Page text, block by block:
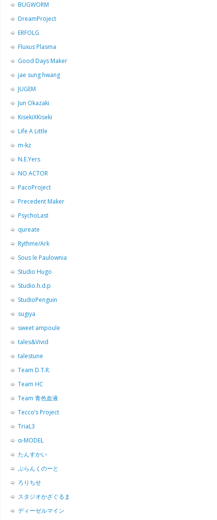
BUGWORM
DreamProject
ERFOLG
Fluxus Plasma
Good Days Maker
jae sung hwang
JUGEM
Jun Okazaki
KisekiXKiseki
Life A Little
m-kz
N.E.Yers
NO ACTOR
PacoProject
Precedent Maker
PsychoLast
qureate
Rythme/Ark
Sous le Paulownia
Studio Hugo
Studio.h.d.p
StudioPenguin
sugiya
sweet ampoule
tales&Vivid
talestune
Team D.T.R.
Team HC
Team 青色血液
Tecco’s Project
TriaL3
α-MODEL
たんすかい
ぶらんくのーと
ろりちせ
スタジオかざぐるま
ディーゼルマイン